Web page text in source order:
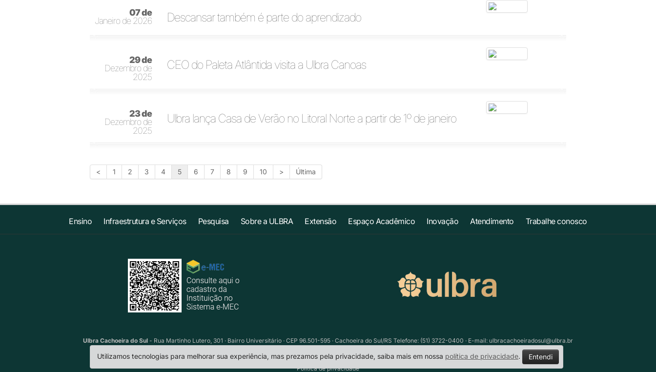
07 de
Janeiro de 2026
Descansar também é parte do aprendizado
29 de
Dezembro de
2025
CEO do Paleta Atlântida visita a Ulbra Canoas
23 de
Dezembro de
2025
Ulbra lança Casa de Verão no Litoral Norte a partir de 1º de janeiro
< 1 2 3 4 5 6 7 8 9 10 > Última
Ensino Infraestrutura e Serviços Pesquisa Sobre a ULBRA Extensão Espaço Acadêmico Inovação Atendimento Trabalhe conosco
Ulbra Cachoeira do Sul - Rua Martinho Lutero, 301 · Bairro Universitário · CEP 96.501-595 · Cachoeira do Sul/RS Telefone: (51) 3722-0400 · E-mail: ulbracachoeiradosul@ulbra.br
Política de privacidade
Utilizamos tecnologias para melhorar sua experiência, mas prezamos pela privacidade, saiba mais em nossa política de privacidade. Entendi